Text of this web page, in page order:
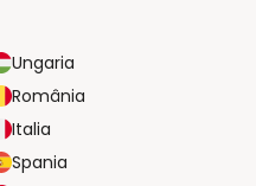
Ungaria
România
Italia
Spania